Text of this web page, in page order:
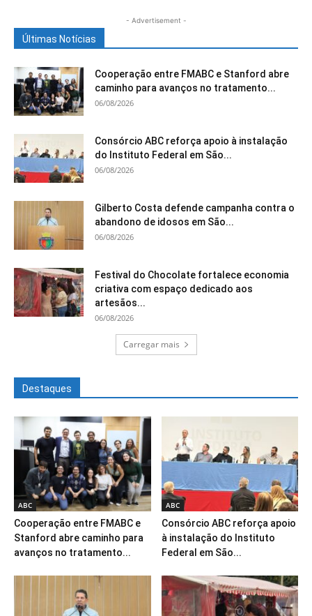
- Advertisement -
Últimas Notícias
Cooperação entre FMABC e Stanford abre
caminho para avanços no tratamento...
06/08/2026
Consórcio ABC reforça apoio à instalação
do Instituto Federal em São...
06/08/2026
Gilberto Costa defende campanha contra o
abandono de idosos em São...
06/08/2026
Festival do Chocolate fortalece economia
criativa com espaço dedicado aos
artesãos...
06/08/2026
Carregar mais
Destaques
ABC
Cooperação entre FMABC e
Stanford abre caminho para
avanços no tratamento...
ABC
Consórcio ABC reforça apoio
à instalação do Instituto
Federal em São...